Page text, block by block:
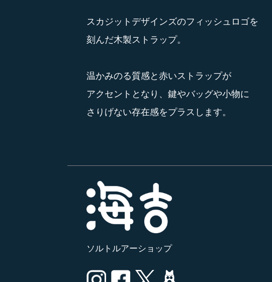
スカジットデザインズのフィッシュロゴを
刻んだ木製ストラップ。
温かみのる質感と赤いストラップが
アクセントとなり、鍵やバッグや小物に
さりげない存在感をプラスします。
ソルトルアーショップ